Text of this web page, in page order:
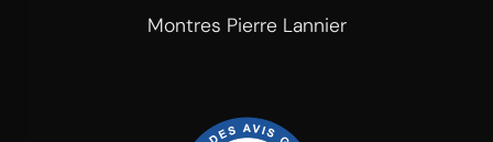
Montres Pierre Lannier